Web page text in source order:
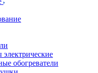
обогреватели